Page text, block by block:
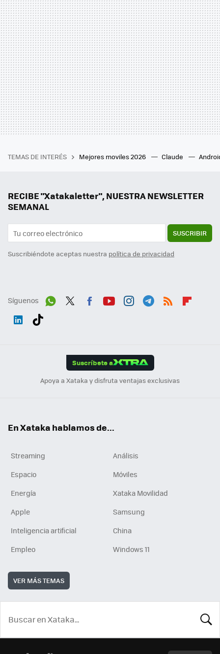
TEMAS DE INTERÉS Mejores moviles 2026 Claude
RECIBE "Xatakaletter", NUESTRA NEWSLETTER
SEMANAL
SUSCRIBIR
Suscribiéndote aceptas nuestra política de privacidad
Síguenos
Suscríbete a
Apoya a Xataka y disfruta ventajas exclusivas
En Xataka hablamos de...
Streaming
Análisis
Espacio
Móviles
Energía
Xataka Movilidad
Apple
Samsung
Inteligencia artificial
China
Empleo
Windows 11
VER MÁS TEMAS